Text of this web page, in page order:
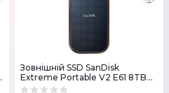
Зовнiшнiй SSD SanDisk
Extreme Portable V2 E61 8TB
USB 3.2 Type-C сiрий